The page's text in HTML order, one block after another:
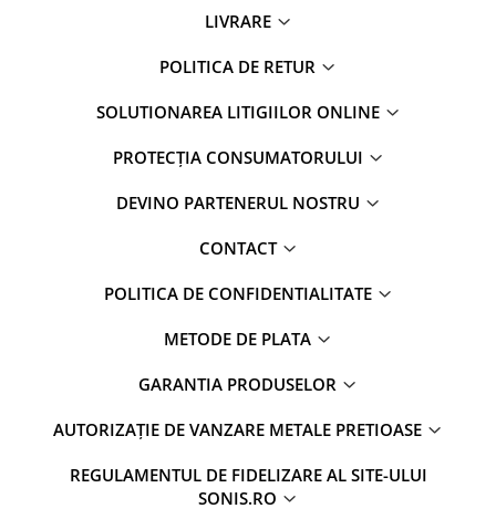
LIVRARE
POLITICA DE RETUR
SOLUTIONAREA LITIGIILOR ONLINE
PROTECȚIA CONSUMATORULUI
DEVINO PARTENERUL NOSTRU
CONTACT
POLITICA DE CONFIDENTIALITATE
METODE DE PLATA
GARANTIA PRODUSELOR
AUTORIZAȚIE DE VANZARE METALE PRETIOASE
REGULAMENTUL DE FIDELIZARE AL SITE-ULUI
SONIS.RO